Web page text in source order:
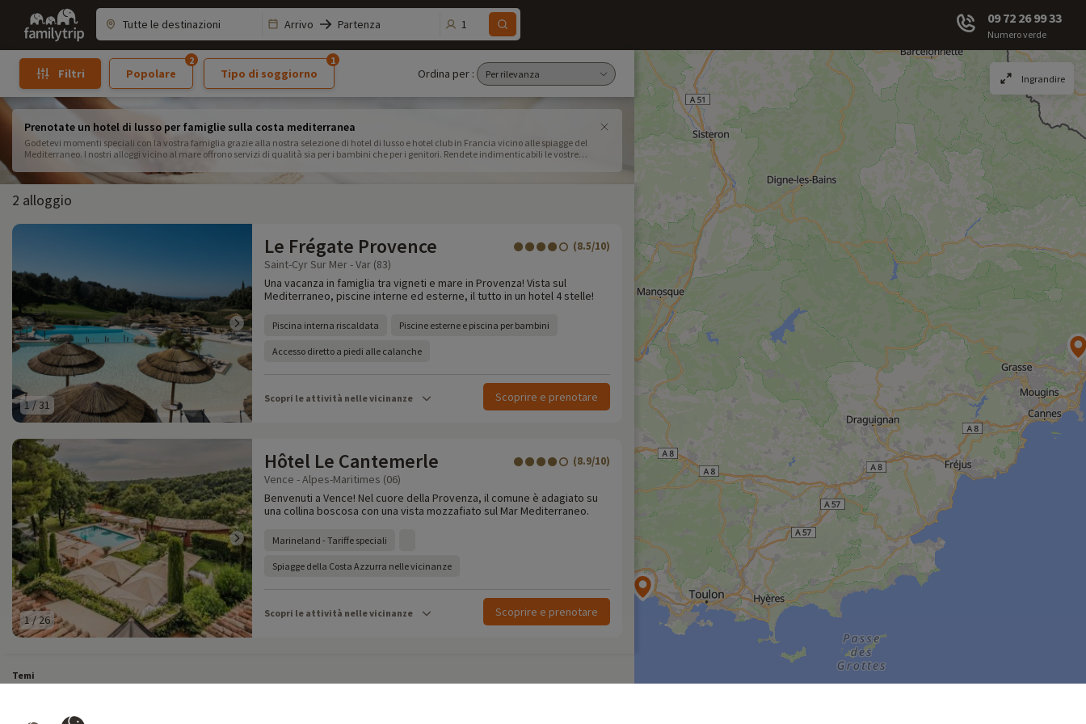
Family
trip
Arrivo Partenza 1 09 72 26 99 33
Numero verde
Filtri Popolare
2
Tipo di soggiorno
1
Ordina per :
Prenotate un hotel di lusso per famiglie sulla costa mediterranea
Godetevi momenti speciali con la vostra famiglia grazie alla nostra selezione di hotel di lusso e hotel club in Francia vicino alle spiagge del
Mediterraneo. I nostri alloggi vicino al mare offrono servizi di qualità sia per i bambini che per i genitori. Rendete indimenticabili le vostre
2 alloggio
1/31
Le Frégate Provence (8.5/10)
Saint-Cyr Sur Mer - Var (83)
Una vacanza in famiglia tra vigneti e mare in Provenza! Vista sul
Mediterraneo, piscine interne ed esterne, il tutto in un hotel 4 stelle!
Piscina interna riscaldata Piscine esterne e piscina per bambini
Accesso diretto a piedi alle calanche
Scopri le attività nelle vicinanze Scoprire e prenotare
1 /26
Hôtel Le Cantemerle (8.9/10)
Vence - Alpes-Maritimes (06)
Benvenuti a Vence! Nel cuore della Provenza, il comune è adagiato su
una collina boscosa con una vista mozzafiato sul Mar Mediterraneo.
Marineland - Tariffe speciali
Spiagge della Costa Azzurra nelle vicinanze
Scopri le attività nelle vicinanze Scoprire e prenotare
Ingrandire
Temi
Tutte le nostre vacanze in famiglia in Francia